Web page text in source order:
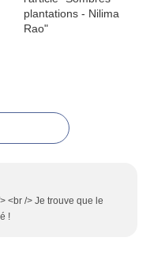
<br /> Je trouve que le
!